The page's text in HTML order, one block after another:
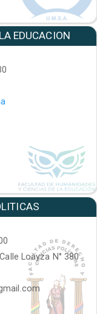
EDUCACION
Loayza N° 380